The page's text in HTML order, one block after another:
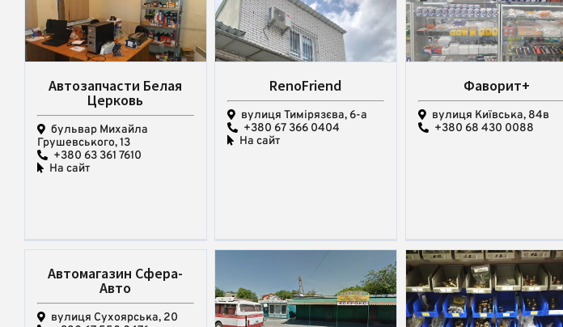
Автозапчасти Белая
Церковь
бульвар Михайла
Грушевського, 13
+380 63 361 7610
На сайт
RenoFriend
вулиця Тимірязєва, 6-а
+380 67 366 0404
На сайт
Фаворит+
вулиця Київська, 84в
+380 68 430 0088
Автомагазин Сфера-
Авто
вулиця Сухоярська, 20